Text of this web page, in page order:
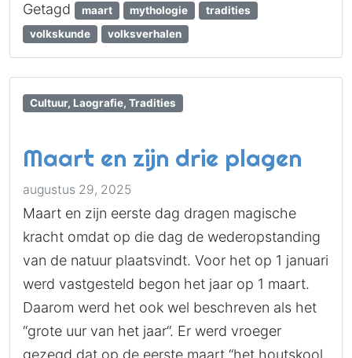
Getagd maart mythologie
tradities
volkskunde
volksverhalen
Cultuur, Laografie, Tradities
Maart en zijn drie plagen
augustus 29, 2025
Maart en zijn eerste dag dragen magische
kracht omdat op die dag de wederopstanding
van de natuur plaatsvindt. Voor het op 1 januari
werd vastgesteld begon het jaar op 1 maart.
Daarom werd het ook wel beschreven als het
“grote uur van het jaar“. Er werd vroeger
gezegd dat op de eerste maart “het houtskool